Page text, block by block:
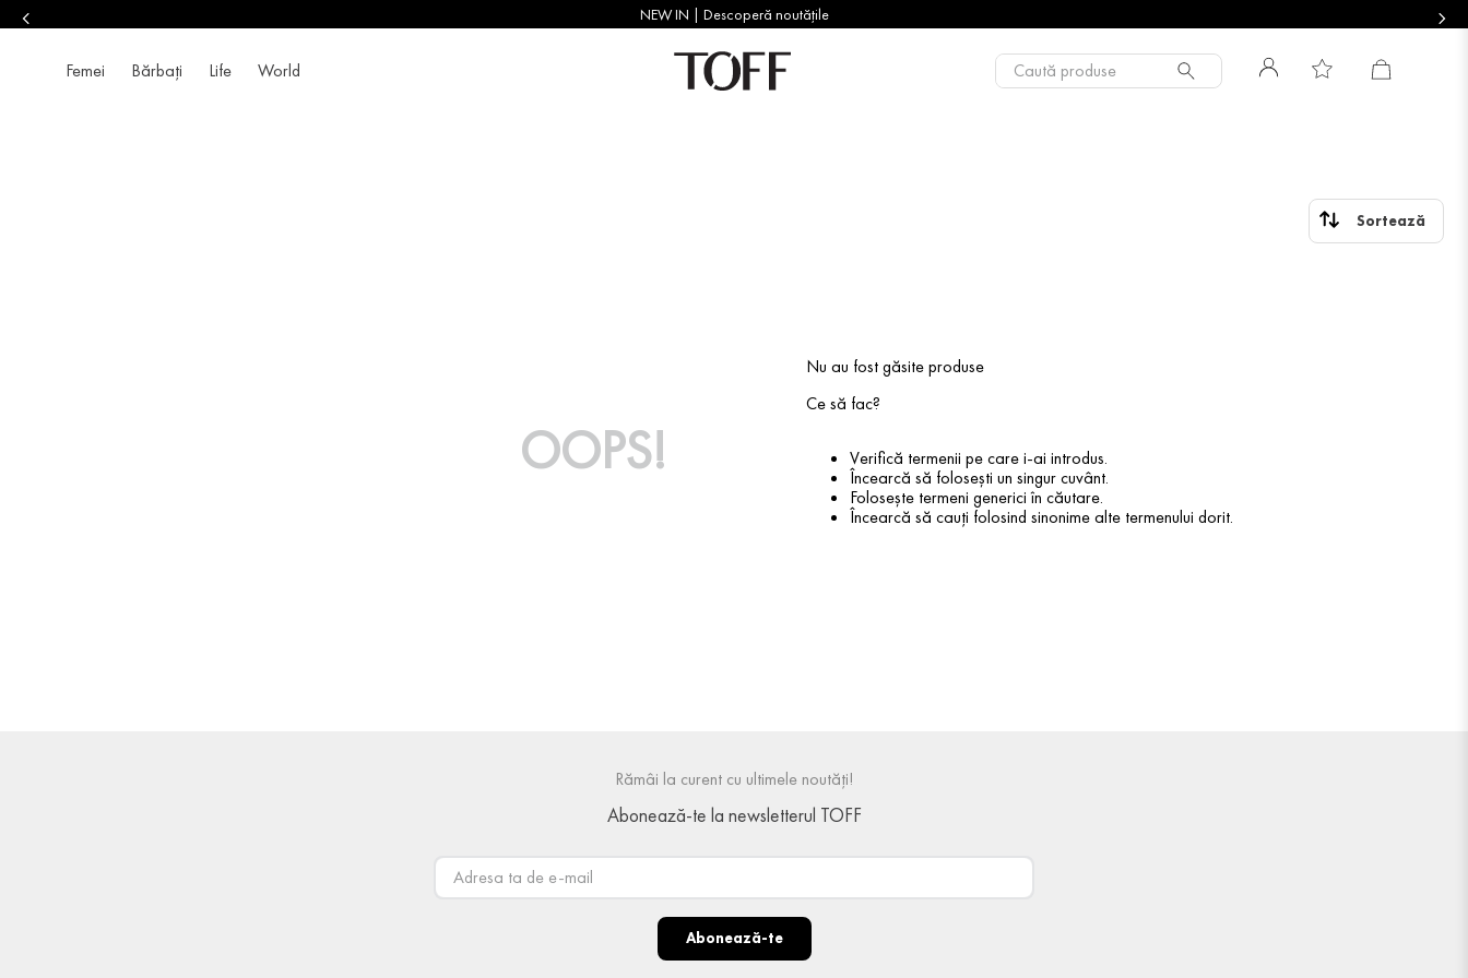
NEW IN | Descoperă noutățile
Femei Bărbați Life World Caută produse
OOPS!
Nu au fost găsite produse
Ce să fac?
Verifică termenii pe care i-ai introdus.
Încearcă să folosești un singur cuvânt.
Folosește termeni generici în căutare.
Încearcă să cauți folosind sinonime alte termenului dorit.
Rămâi la curent cu ultimele noutăți!
Abonează-te la newsletterul TOFF
Abonează-te